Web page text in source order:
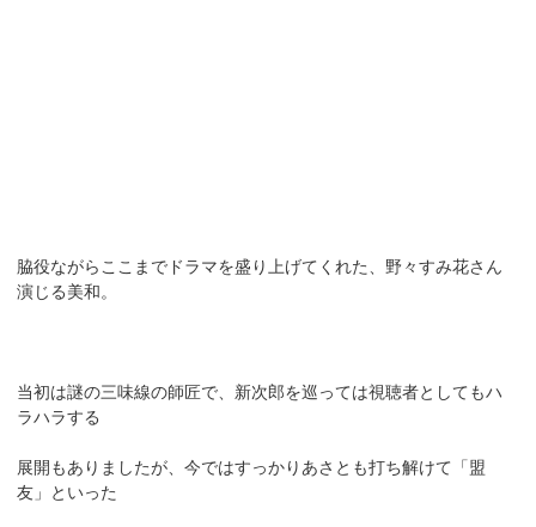
脇役ながらここまでドラマを盛り上げてくれた、野々すみ花さん
演じる美和。
当初は謎の三味線の師匠で、新次郎を巡っては視聴者としてもハ
ラハラする
展開もありましたが、今ではすっかりあさとも打ち解けて「盟
友」といった